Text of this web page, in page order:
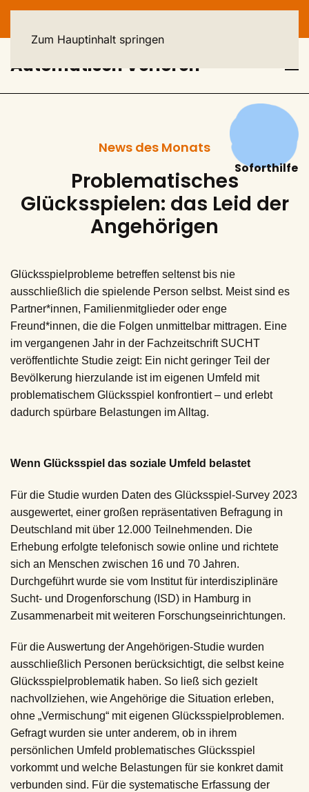
Zum Hauptinhalt springen
Automatisch Verloren
News des Monats
Problematisches
Glücksspielen: das Leid der
Angehörigen
Glücksspielprobleme betreffen seltenst bis nie
ausschließlich die spielende Person selbst. Meist sind es
Partner*innen, Familienmitglieder oder enge
Freund*innen, die die Folgen unmittelbar mittragen. Eine
im vergangenen Jahr in der Fachzeitschrift SUCHT
veröffentlichte Studie zeigt: Ein nicht geringer Teil der
Bevölkerung hierzulande ist im eigenen Umfeld mit
problematischem Glücksspiel konfrontiert – und erlebt
dadurch spürbare Belastungen im Alltag.
Wenn Glücksspiel das soziale Umfeld belastet
Für die Studie wurden Daten des Glücksspiel-Survey 2023
ausgewertet, einer großen repräsentativen Befragung in
Deutschland mit über 12.000 Teilnehmenden. Die
Erhebung erfolgte telefonisch sowie online und richtete
sich an Menschen zwischen 16 und 70 Jahren.
Durchgeführt wurde sie vom Institut für interdisziplinäre
Sucht- und Drogenforschung (ISD) in Hamburg in
Zusammenarbeit mit weiteren Forschungseinrichtungen.
Für die Auswertung der Angehörigen-Studie wurden
ausschließlich Personen berücksichtigt, die selbst keine
Glücksspielproblematik haben. So ließ sich gezielt
nachvollziehen, wie Angehörige die Situation erleben,
ohne „Vermischung“ mit eigenen Glücksspielproblemen.
Gefragt wurden sie unter anderem, ob in ihrem
persönlichen Umfeld problematisches Glücksspiel
vorkommt und welche Belastungen für sie konkret damit
verbunden sind. Für die systematische Erfassung der
Soforthilfe